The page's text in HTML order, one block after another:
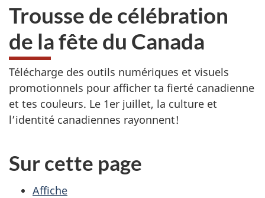
n
u
d
u
s
t
Canada
Trousse de célébration
de la fête du Canada
Télécharge des outils numériques et visuels
promotionnels pour afficher ta fierté canadienne
et tes couleurs. Le 1er juillet, la culture et
l’identité canadiennes rayonnent!
Sur cette page
Affiche